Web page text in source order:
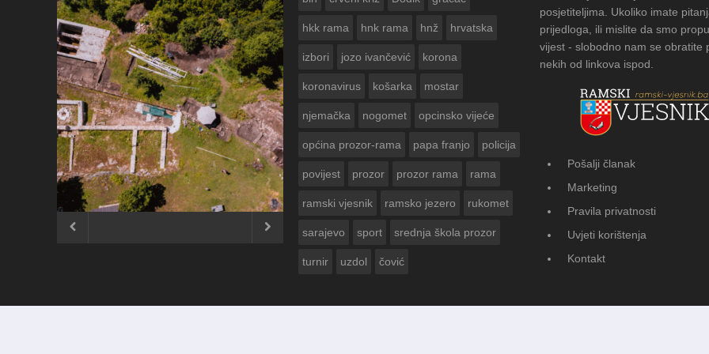
ČESTITKA RAMSKOG VJESNIKA ZA
 
hkk rama hnk rama hnž hrvatska
izbori jozo ivančević korona
koronavirus košarka mostar
njemačka nogomet opcinsko vijeće
općina prozor-rama papa franjo policija
povijest prozor prozor rama rama
ramski vjesnik ramsko jezero rukomet
sarajevo sport srednja škola prozor
turnir uzdol čović
posjetiteljima. Ukoliko imate
prijedloga, ili mislite da smo
vijest - slobodno nam se obratite
nekih od linkova ispod.
Pošalji članak
Marketing
Pravila privatnosti
Uvjeti korištenja
Kontakt